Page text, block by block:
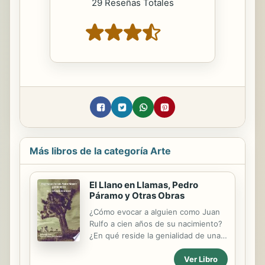
29 Reseñas Totales
Más libros de la categoría Arte
El Llano en Llamas, Pedro
Páramo y Otras Obras
¿Cómo evocar a alguien como Juan
Rulfo a cien años de su nacimiento?
¿En qué reside la genialidad de una
obra rodeada por el aura de la
perfección? ¿Cuál es la influencia de
Ver Libro